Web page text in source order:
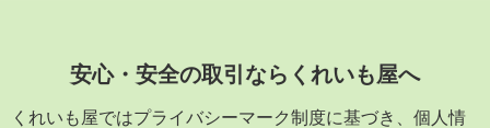
安心・安全の取引ならくれいも屋へ